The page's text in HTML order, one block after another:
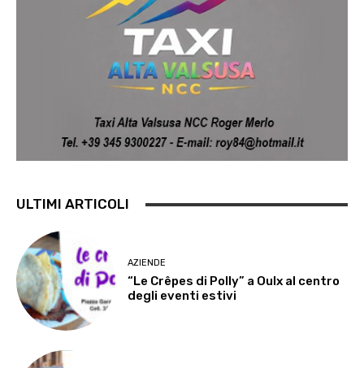
ULTIMI ARTICOLI
AZIENDE
“Le Crêpes di Polly” a Oulx al centro
degli eventi estivi